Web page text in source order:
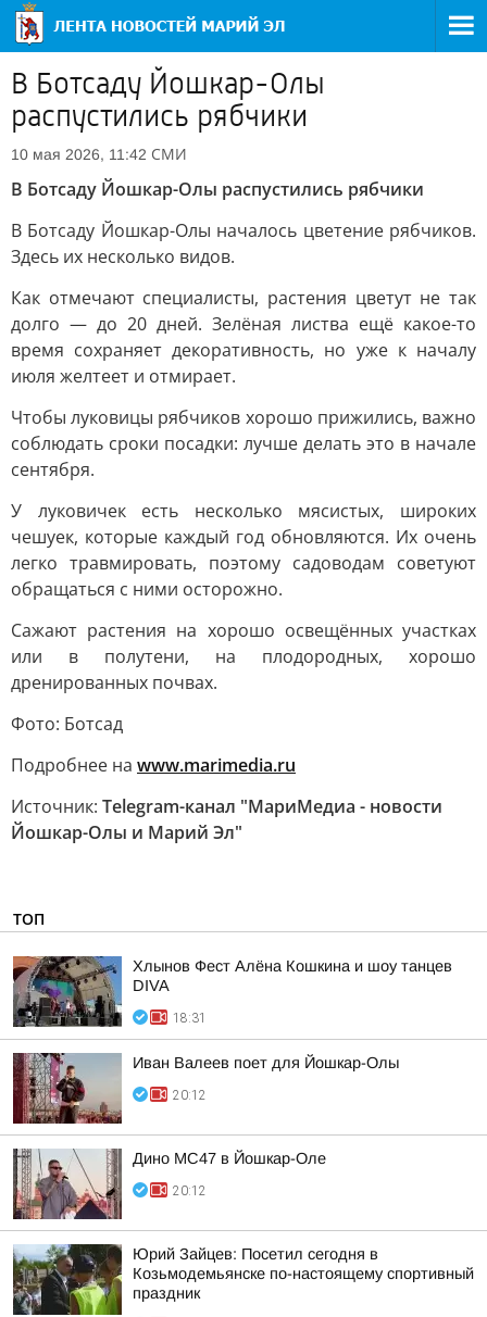
В Ботсаду Йошкар-Олы
распустились рябчики
10 мая 2026, 11:42 СМИ
В Ботсаду Йошкар-Олы распустились рябчики
В Ботсаду Йошкар-Олы началось цветение рябчиков.
Здесь их несколько видов.
Как отмечают специалисты, растения цветут не так
долго — до 20 дней. Зелёная листва ещё какое-то
время сохраняет декоративность, но уже к началу
июля желтеет и отмирает.
Чтобы луковицы рябчиков хорошо прижились, важно
соблюдать сроки посадки: лучше делать это в начале
сентября.
У луковичек есть несколько мясистых, широких
чешуек, которые каждый год обновляются. Их очень
легко травмировать, поэтому садоводам советуют
обращаться с ними осторожно.
Сажают растения на хорошо освещённых участках
или в полутени, на плодородных, хорошо
дренированных почвах.
Фото: Ботсад
Подробнее на www.marimedia.ru
Источник: Telegram-канал "МариМедиа - новости
Йошкар-Олы и Марий Эл"
ТОП
Хлынов Фест Алёна Кошкина и шоу танцев
DIVA
18:31
Иван Валеев поет для Йошкар-Олы
20:12
Дино МС47 в Йошкар-Оле
20:12
Юрий Зайцев: Посетил сегодня в
Козьмодемьянске по-настоящему спортивный
праздник